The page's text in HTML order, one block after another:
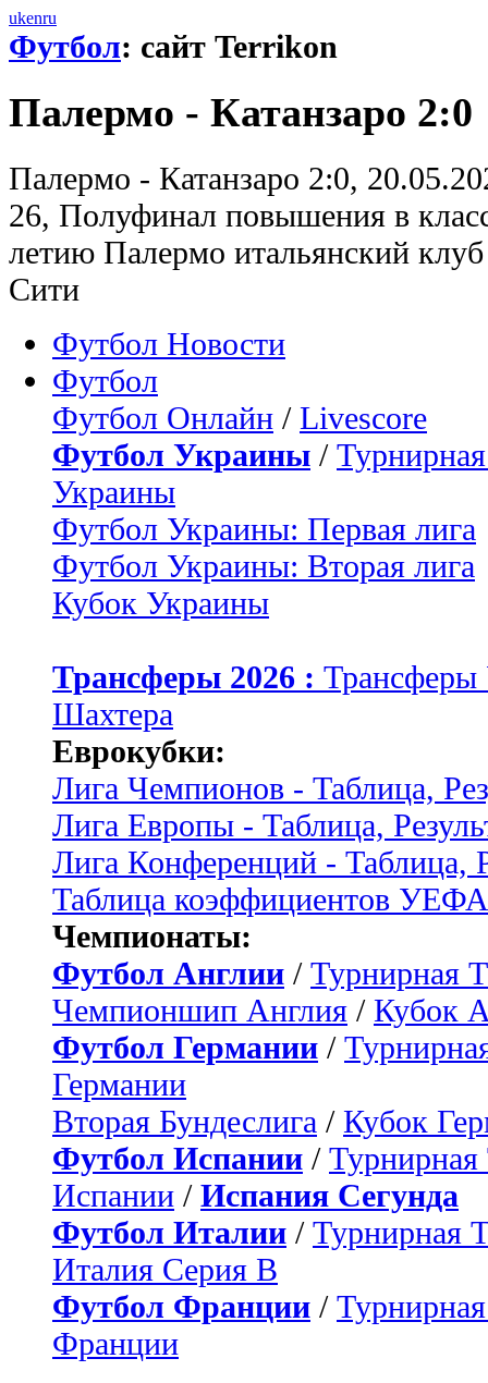
ukenru
Футбол: сайт Terrikon
Палермо - Катанзаро 2:0
Палермо - Катанзаро 2:0,
26, Полуфинал повышения в
летию Палермо итальянский
Сити
Футбол Новости
Футбол
Футбол Онлайн / Livescore
Футбол Украины /
Украины
Футбол Украины: Первая лига
Футбол Украины: Вторая лига
Кубок Украины
Трансферы 2026 :
Шахтера
Еврокубки:
Лига Чемпионов - Таблица,
Лига Европы - Таблица,
Лига Конференций - Таблица,
Таблица коэффициентов УЕФА
Чемпионаты:
Футбол Англии / Турнирная
Чемпионшип Англия / Кубок
Футбол Германии /
Германии
Вторая Бундеслига / Кубок
Футбол Испании / Турнирная
Испании / Испания Сегунда
Футбол Италии / Турнирная
Италия Серия B
Футбол Франции /
Франции